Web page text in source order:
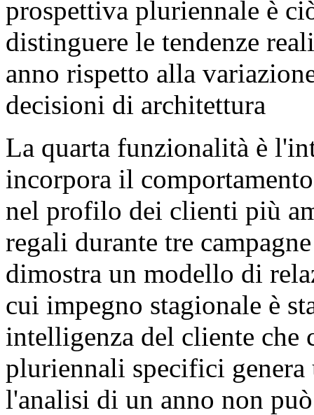
prospettiva pluriennale è
distinguere le tendenze
anno rispetto alla
decisioni di architettura
La quarta funzionalità è
incorpora il
nel profilo dei clienti più
regali durante tre
dimostra un modello di
cui impegno stagionale è
intelligenza del cliente
pluriennali specifici genera
l'analisi di un anno non